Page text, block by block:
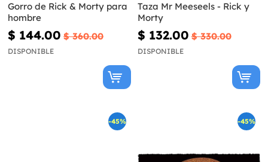
Gorro de Rick & Morty para
hombre
$ 144.00 $ 360.00
DISPONIBLE
Taza Mr Meeseels - Rick y
Morty
$ 132.00 $ 330.00
DISPONIBLE
-45% -45%